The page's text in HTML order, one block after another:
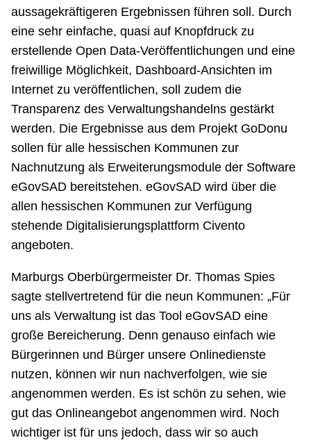
aussagekräftigeren Ergebnissen führen soll. Durch
eine sehr einfache, quasi auf Knopfdruck zu
erstellende Open Data-Veröffentlichungen und eine
freiwillige Möglichkeit, Dashboard-Ansichten im
Internet zu veröffentlichen, soll zudem die
Transparenz des Verwaltungshandelns gestärkt
werden. Die Ergebnisse aus dem Projekt GoDonu
sollen für alle hessischen Kommunen zur
Nachnutzung als Erweiterungsmodule der Software
eGovSAD bereitstehen. eGovSAD wird über die
allen hessischen Kommunen zur Verfügung
stehende Digitalisierungsplattform Civento
angeboten.
Marburgs Oberbürgermeister Dr. Thomas Spies
sagte stellvertretend für die neun Kommunen: „Für
uns als Verwaltung ist das Tool eGovSAD eine
große Bereicherung. Denn genauso einfach wie
Bürgerinnen und Bürger unsere Onlinedienste
nutzen, können wir nun nachverfolgen, wie sie
angenommen werden. Es ist schön zu sehen, wie
gut das Onlineangebot angenommen wird. Noch
wichtiger ist für uns jedoch, dass wir so auch